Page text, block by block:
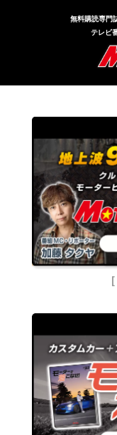
無料購読専門
テレビ